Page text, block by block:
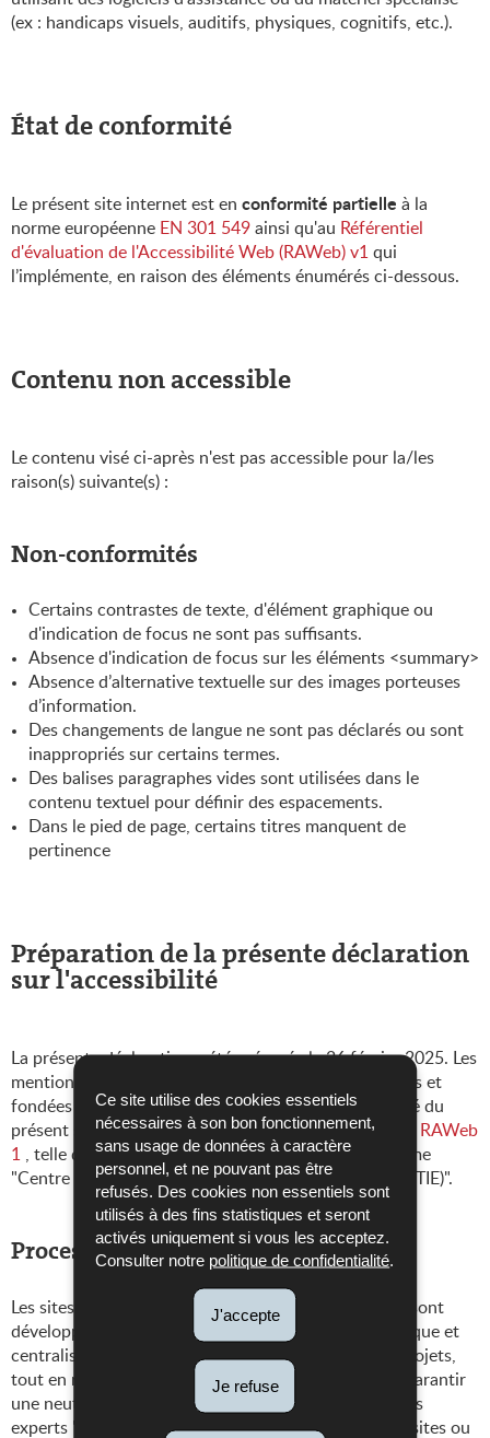
Ce site utilise des cookies essentiels
nécessaires à son bon fonctionnement,
sans usage de données à caractère
personnel, et ne pouvant pas être
refusés. Des cookies non essentiels sont
utilisés à des fins statistiques et seront
activés uniquement si vous les acceptez.
Consulter notre politique de confidentialité
J'accepte
Je refuse
(ex : handicaps visuels, auditifs, physiques, cognitifs, etc.).
État de conformité
Le présent site internet est en conformité partielle à la
norme européenne EN 301 549 ainsi qu'au Référentiel
d'évaluation de l'Accessibilité Web (RAWeb) v1 qui
l’implémente, en raison des éléments énumérés ci-dessous.
Contenu non accessible
Le contenu visé ci-après n'est pas accessible pour la/les
raison(s) suivante(s) :
Non-conformités
Certains contrastes de texte, d'élément graphique ou
d'indication de focus ne sont pas suffisants.
Absence d'indication de focus sur les éléments <summary>
Absence d’alternative textuelle sur des images porteuses
d’information.
Des changements de langue ne sont pas déclarés ou sont
inappropriés sur certains termes.
Des balises paragraphes vides sont utilisées dans le
contenu textuel pour définir des espacements.
Dans le pied de page, certains titres manquent de
pertinence
Préparation de la présente déclaration
sur l'accessibilité
La présente déclaration a été préparée le26 février 2025. Les
mentions figurant dans cette déclaration sont exactes et
fondées sur une évaluation effective de la conformité du
présent site internet avec les exigences fixées dans le
RAWeb
1 , telle qu'une auto-évaluation réalisée par l'organisme
"Centre des technologies de l'information de l'Etat (CTIE)".
Processus de contrôle
Les sites réalisés dans le cadre du référentiel Renow sont
développés dans un cadre et une architecture générique et
centralisée, en suivant les processus de gestion de projets,
tout en respectant la
liste de contrôle Renow
. Pour garantir
une neutralité, nous faisons régulièrement appel à des
experts "accessibilité" pour vérifier la conformité de sites ou